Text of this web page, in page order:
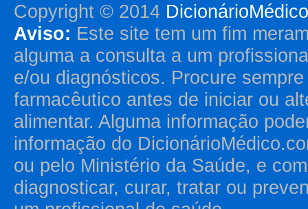
Copyright © 2014
Aviso: Este site tem um fim
alguma a consulta a um
e/ou diagnósticos. Procure
farmacêutico antes de iniciar ou
alimentar. Alguma informação
informação do
ou pelo Ministério da Saúde, e
diagnosticar, curar, tratar ou